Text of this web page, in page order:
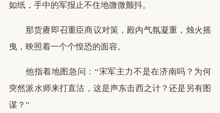
如纸，手中的军报止不住地微微颤抖。
那货赓即召重臣商议对策，殿内气氛凝重，烛火摇
曳，映照着一个个惶恐的面容。
他指着地图急问：“宋军主力不是在济南吗？为何
突然派水师来打直沽，这是声东击西之计？还是另有图
谋？”